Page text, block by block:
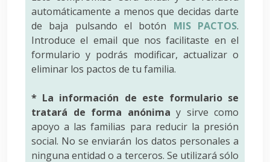
automáticamente a menos que decidas darte
de baja pulsando el botón MIS PACTOS.
Introduce el email que nos facilitaste en el
formulario y podrás modificar, actualizar o
eliminar los pactos de tu familia.
* La información de este formulario se
tratará de forma anónima y sirve como
apoyo a las familias para reducir la presión
social. No se enviarán los datos personales a
ninguna entidad o a terceros. Se utilizará sólo